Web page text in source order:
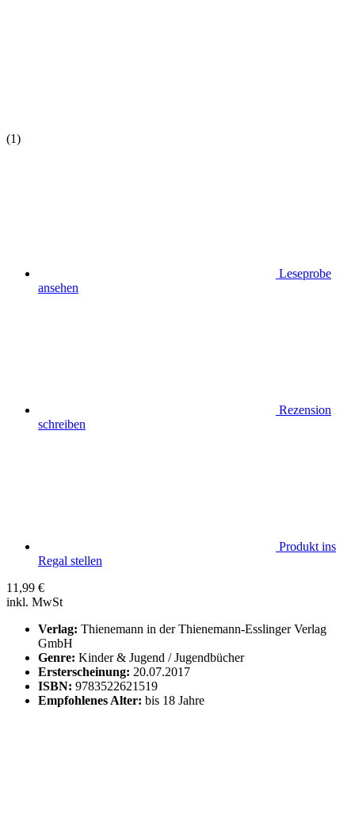
(1)
Leseprobe
ansehen
Rezension
schreiben
Produkt ins
Regal stellen
11,99 €
inkl. MwSt
Verlag: Thienemann in der Thienemann-Esslinger Verlag
GmbH
Genre: Kinder & Jugend / Jugendbücher
Ersterscheinung: 20.07.2017
ISBN: 9783522621519
Empfohlenes Alter: bis 18 Jahre